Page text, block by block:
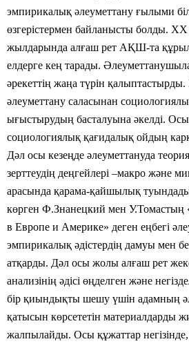
эмпирикалық әлеуметтану ғылыми
өзгерістермен байланысты болды.
жылдарында алғаш рет АҚШ-та
елдерге кең тарады.
әрекеттің жаңа түрін
әлеуметтану саласынан
ығыстырудың басталуына әкелді.
социологиялық қағидалық ойдың
Дәл осы кезеңде әлеуметтануда
зерттеудің деңгейлері –макро және
арасында қарама-қайшылық
көрген Ф.Знанецкий мен У.Томастың
в Европе и Америке» деген еңбегі
эмпирикалық әдістердің дамуы мен
атқарды. Дәл осы жолы алғаш рет
анализінің әдісі өңделген және
бір қиындықты шешу үшін адамның
қатысын көрсететін материалдарды
жалпылайды. Осы құжаттар негізінде,